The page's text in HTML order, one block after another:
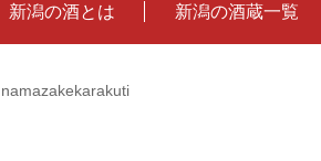
新潟の酒とは 新潟の酒蔵一覧
namazakekarakuti